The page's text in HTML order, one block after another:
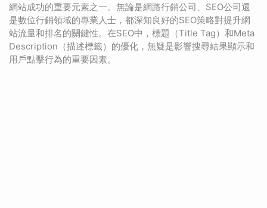
網站成功的重要元素之一。無論是網路行銷公司、SEO公司還
是數位行銷領域的專業人士，都深知良好的SEO策略對提升網
站流量和排名的關鍵性。在SEO中，標題（Title Tag）和Meta
Description（描述標籤）的優化，無疑是影響搜尋結果顯示和
用戶點擊行為的重要因素。